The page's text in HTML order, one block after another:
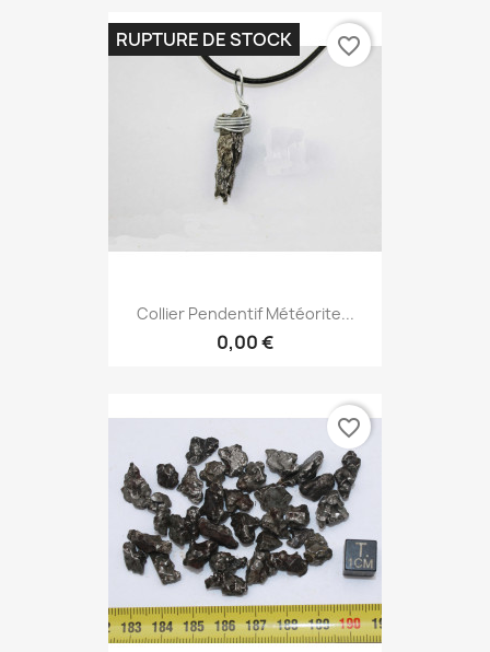
Collier Pendentif Météorite...
0,00 €
RUPTURE DE STOCK favorite_border
favorite_border